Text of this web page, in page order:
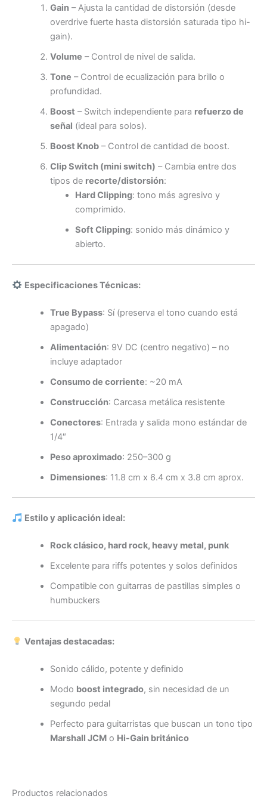
Gain– Ajusta la cantidad de distorsión (desde
overdrive fuerte hasta distorsión saturada tipo hi-
gain).
Volume – Control de nivel de salida.
Tone – Control de ecualización para brillo o
profundidad.
Boost – Switch independiente para refuerzo de
señal (ideal para solos).
Boost Knob– Control de cantidad de boost.
Clip Switch (mini switch) – Cambia entre dos
tipos de recorte/distorsión:
Hard Clipping: tono más agresivo y
comprimido.
Soft Clipping: sonido más dinámico y
abierto.
Especificaciones Técnicas:
True Bypass: Sí (preserva el tono cuando está
apagado)
Alimentación: 9V DC (centro negativo) – no
incluye adaptador
Consumo de corriente: ~20 mA
Construcción: Carcasa metálica resistente
Conectores: Entrada y salida mono estándar de
1/4″
Peso aproximado: 250–300 g
Dimensiones: 11.8 cm x 6.4 cm x 3.8 cm aprox.
Estilo y aplicación ideal:
Rock clásico, hard rock, heavy metal, punk
Excelente para riffs potentes y solos definidos
Compatible con guitarras de pastillas simples o
humbuckers
Ventajas destacadas:
Sonido cálido, potente y definido
Modo boost integrado, sin necesidad de un
segundo pedal
Perfecto para guitarristas que buscan un tono tipo
Marshall JCMo Hi-Gain británico
Productos relacionados